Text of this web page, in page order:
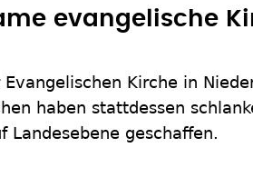
evangelische
Kirche in
haben stattdessen
geschaffen.